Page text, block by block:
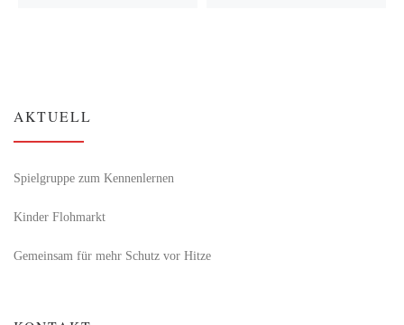
AKTUELL
Spielgruppe zum Kennenlernen
Kinder Flohmarkt
Gemeinsam für mehr Schutz vor Hitze